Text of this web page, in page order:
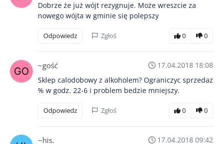
Dobrze że już wójt rezygnuje. Może wreszcie za
nowego wójta w gminie się polepszy
Odpowiedz Zgłoś 0 0
~gość
17.04.2018 18:08
Sklep calodobowy z alkoholem? Ograniczyc sprzedaz
% w godz. 22-6 i problem bedzie mniejszy.
Odpowiedz Zgłoś 0 0
~his.
17.04.2018 09:42